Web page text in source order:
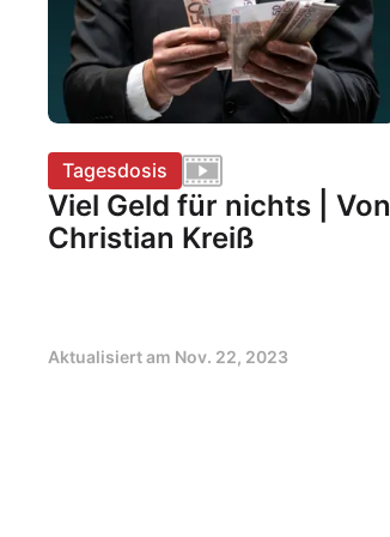
Tagesdosis
Viel Geld für nichts | Von
Christian Kreiß
Aktualisiert am Nov. 22, 2023